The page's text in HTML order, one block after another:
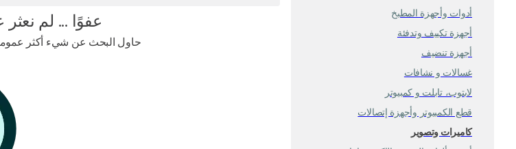
أدوات وأجهزة المطبخ
أجهزة تكييف وتدفئة
أجهزة تنضيف
غسالات و نشافات
لابتوب، تابلت و كمبيوتر
قطع الكمبيوتر وأجهزة إتصالات
كاميرات وتصوير
عفوًا ... لم
حاول البحث عن شيء أكثر